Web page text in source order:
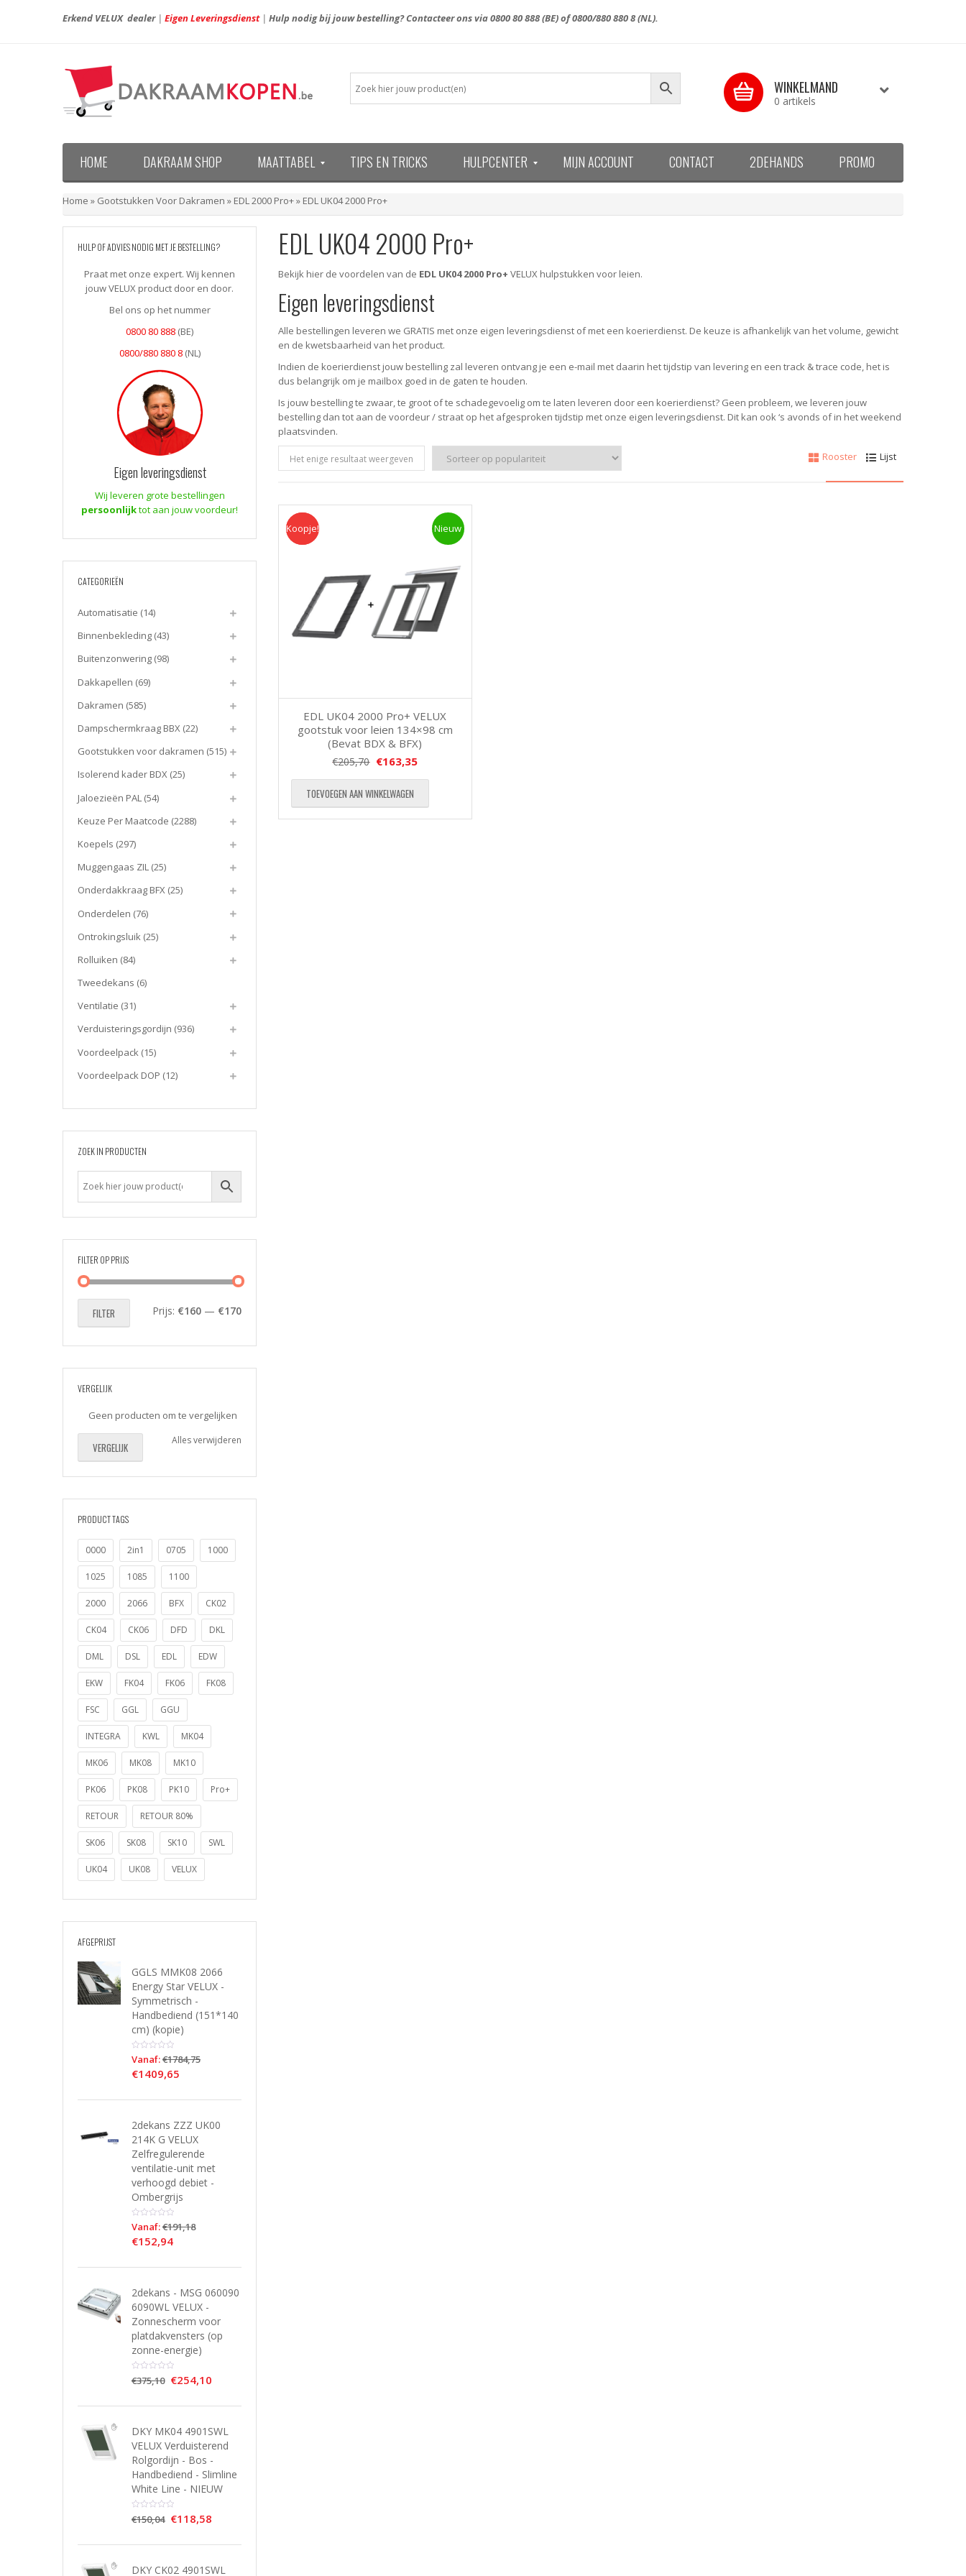
Erkend VELUX dealer| Eigen Leveringsdienst| Hulp nodig bij jouw bestelling? Contacteer ons via0800 80 888(BE) of0800/880 880 8(NL).
WINKELMAND
0 artikels
HOME DAKRAAM SHOP MAATTABEL TIPS EN TRICKS HULPCENTER MIJN ACCOUNT CONTACT 2DEHANDS PROMO
Home » Gootstukken Voor Dakramen » EDL 2000 Pro+» EDL UK04 2000 Pro+
HULP OF ADVIES NODIG MET JE BESTELLING?
Praat met onze expert. Wij kennen
jouw VELUX product door en door.
Bel ons op het nummer
0800 80 888 (BE)
0800/880 880 8(NL)
Eigen leveringsdienst
Wij leveren grote bestellingen
persoonlijktot aan jouw voordeur!
CATEGORIEËN
Automatisatie (14)
Binnenbekleding (43)
Buitenzonwering (98)
Dakkapellen (69)
Dakramen (585)
Dampschermkraag BBX (22)
Gootstukken voor dakramen (515)
Isolerend kader BDX (25)
Jaloezieën PAL (54)
Keuze Per Maatcode (2288)
Koepels (297)
Muggengaas ZIL (25)
Onderdakkraag BFX (25)
Onderdelen (76)
Ontrokingsluik (25)
Rolluiken (84)
Tweedekans (6)
Ventilatie (31)
Verduisteringsgordijn (936)
Voordeelpack (15)
Voordeelpack DOP (12)
ZOEK IN PRODUCTEN
FILTER OP PRIJS
Min.
Max.
FILTER Prijs: €160 — €170
VERGELIJK
Geen producten om te vergelijken
Alles verwijderen
VERGELIJK
PRODUCT TAGS
0000 2in1 0705 1000
1025 1085 1100
2000 2066 BFX CK02
CK04 CK06 DFD DKL
DML DSL EDL EDW
EKW FK04 FK06 FK08
FSC GGL GGU
INTEGRA KWL MK04
MK06 MK08 MK10
PK06 PK08 PK10 Pro+
RETOUR RETOUR 80%
SK06 SK08 SK10 SWL
UK04 UK08 VELUX
AFGEPRIJST
GGLS MMK08 2066
Energy Star VELUX -
Symmetrisch -
Handbediend (151*140
cm) (kopie)
Vanaf:€1784,75
€1409,65
2dekans ZZZ UK00
214K G VELUX
Zelfregulerende
ventilatie-unit met
verhoogd debiet -
Ombergrijs
Vanaf:€191,18
€152,94
2dekans - MSG 060090
6090WL VELUX -
Zonnescherm voor
platdakvensters (op
zonne-energie)
€375,10 €254,10
DKY MK04 4901SWL
VELUX Verduisterend
Rolgordijn - Bos -
Handbediend - Slimline
White Line - NIEUW
€150,04 €118,58
DKY CK02 4901SWL
EDL UK04 2000 Pro+
Bekijk hier de voordelen van de EDL UK04 2000 Pro+ VELUX hulpstukken voor leien.
Eigen leveringsdienst
Alle bestellingen leveren we GRATIS met onze eigen leveringsdienst of met een koerierdienst. De keuze is afhankelijk van het volume, gewicht
en de kwetsbaarheid van het product.
Indien de koerierdienst jouw bestelling zal leveren ontvang je een e-mail met daarin het tijdstip van levering en een track & trace code, het is
dus belangrijk om je mailbox goed in de gaten te houden.
Is jouw bestelling te zwaar, te groot of te schadegevoelig om te laten leveren door een koerierdienst? Geen probleem, we leveren jouw
bestelling dan tot aan de voordeur / straat op het afgesproken tijdstip met onze eigen leveringsdienst. Dit kan ook ‘s avonds of in het weekend
plaatsvinden.
Rooster
Lijst
Het enige resultaat weergeven
Koopje Nieuw
Koopje!
EDL UK04 2000 Pro+ VELUX
gootstuk voor leien 134×98 cm
(Bevat BDX & BFX)
€205,70 €163,35
TOEVOEGEN AAN WINKELWAGEN